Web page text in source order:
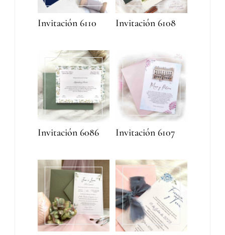
Invitación 6110 Invitación 6108
Invitación 6086 Invitación 6107